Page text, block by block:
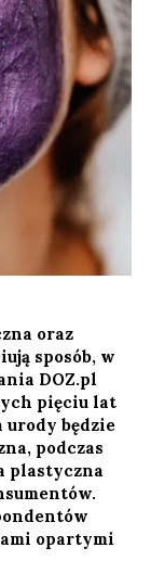
oraz
sposób, w
DOZ.pl
pięciu lat
urody będzie
podczas
plastyczna
opartymi